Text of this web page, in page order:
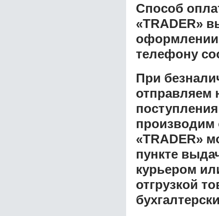
Способ
«TRADER»
оформлении
телефону
При
отправляем
производим
«TRADER»
пункте
курьером
отгрузкой